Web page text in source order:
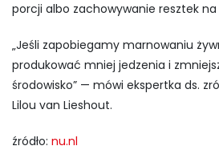
porcji albo zachowywanie resztek na
„Jeśli zapobiegamy marnowaniu
produkować mniej jedzenia i
środowisko” — mówi ekspertka ds.
Lilou van Lieshout.
źródło: nu.nl